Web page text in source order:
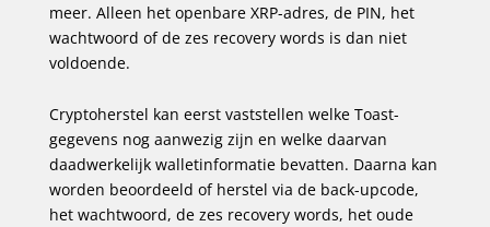
meer. Alleen het openbare XRP-adres, de PIN, het
wachtwoord of de zes recovery words is dan niet
voldoende.
Cryptoherstel kan eerst vaststellen welke Toast-
gegevens nog aanwezig zijn en welke daarvan
daadwerkelijk walletinformatie bevatten. Daarna kan
worden beoordeeld of herstel via de back-upcode,
het wachtwoord, de zes recovery words, het oude